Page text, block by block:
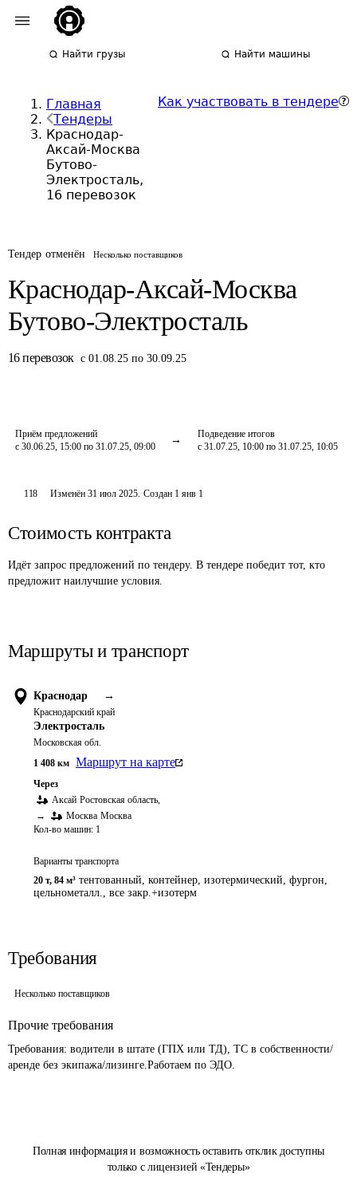
Найти грузы Найти машины
Главная
Тендеры
Краснодар-
Аксай-Москва
Бутово-
Электросталь,
16 перевозок
Как участвовать в тендере
Тендер отменён Несколько поставщиков
Краснодар-Аксай-Москва
Бутово-Электросталь
16 перевозок с 01.08.25 по 30.09.25
Приём предложений
с 30.06.25, 15:00 по 31.07.25, 09:00
Подведение итогов
с 31.07.25, 10:00 по 31.07.25, 10:05
Полная информация и возможность оставить отклик доступны
только с лицензией «Тендеры»
118 Изменён31 июл 2025. Создан 1 янв 1
Стоимость контракта
Идёт запрос предложений по тендеру. В тендере победит тот, кто
предложит наилучшие условия.
Маршруты и транспорт
Краснодар →
Краснодарский край
Электросталь
Московская обл.
1 408 км Маршрут на карте
Через
Аксай Ростовская область,
→
Москва Москва
Кол-во машин: 1
Варианты транспорта
20 т, 84 м³ тентованный, контейнер, изотермический, фургон,
цельнометалл., все закр.+изотерм
Требования
Несколько поставщиков
Прочие требования
Требования: водители в штате (ГПХ или ТД), ТС в собственности/
аренде без экипажа/лизинге.Работаем по ЭДО.